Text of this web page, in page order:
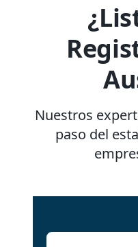
Nuestros
paso del